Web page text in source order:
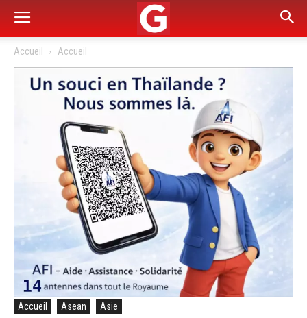
Accueil Accueil
Accueil Asean Asie